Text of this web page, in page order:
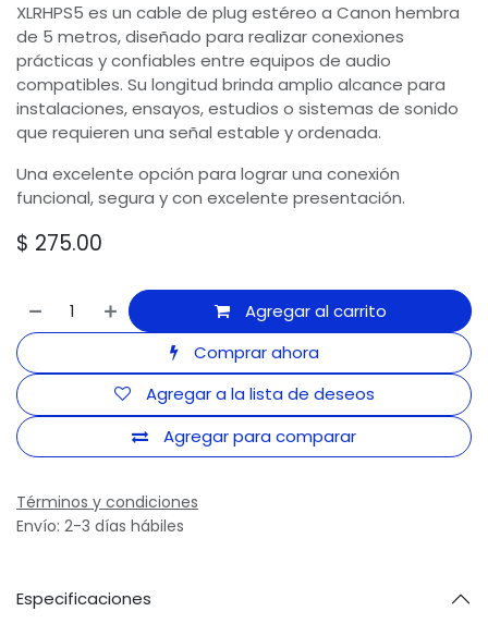
XLRHPS5 es un cable de plug estéreo a Canon hembra
de 5 metros, diseñado para realizar conexiones
prácticas y confiables entre equipos de audio
compatibles. Su longitud brinda amplio alcance para
instalaciones, ensayos, estudios o sistemas de sonido
que requieren una señal estable y ordenada.
Una excelente opción para lograr una conexión
funcional, segura y con excelente presentación.
$ 275.00
Agregar al carrito
Comprar ahora
Agregar para comparar
Agregar a la lista de deseos
Términos y condiciones
Envío: 2-3 días hábiles
Especificaciones